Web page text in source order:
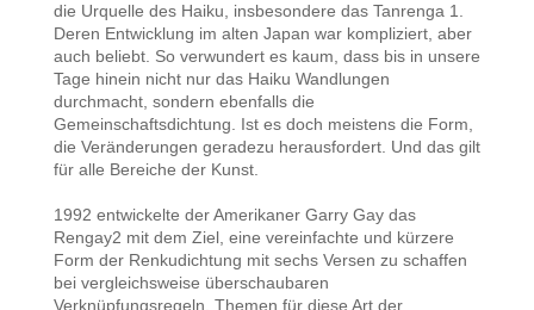
die Urquelle des Haiku, insbesondere das Tanrenga 1.
Deren Entwicklung im alten Japan war kompliziert, aber
auch beliebt. So verwundert es kaum, dass bis in unsere
Tage hinein nicht nur das Haiku Wandlungen
durchmacht, sondern ebenfalls die
Gemeinschaftsdichtung. Ist es doch meistens die Form,
die Veränderungen geradezu herausfordert. Und das gilt
für alle Bereiche der Kunst.
1992 entwickelte der Amerikaner Garry Gay das
Rengay2 mit dem Ziel, eine vereinfachte und kürzere
Form der Renkudichtung mit sechs Versen zu schaffen
bei vergleichsweise überschaubaren
Verknüpfungsregeln. Themen für diese Art der